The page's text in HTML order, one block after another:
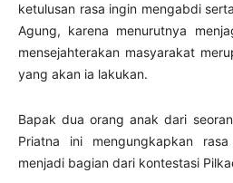
ketulusan rasa ingin mengabdi
Agung, karena menurutnya
mensejahterakan masyarakat
yang akan ia lakukan.
Bapak dua orang anak dari
Priatna ini mengungkapkan
menjadi bagian dari kontestasi